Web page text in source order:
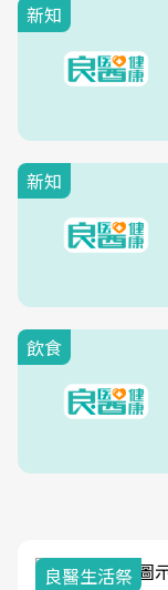
新知
新知
飲食
良醫生活祭